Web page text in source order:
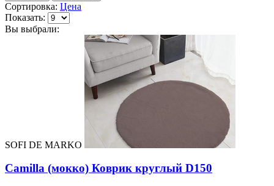
Сортировка: Цена
Показать:
Вы выбрали:
SOFI DE MARKO
Camilla (мокко) Коврик круглый D150